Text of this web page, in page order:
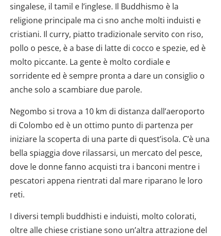
singalese, il tamil e l’inglese. Il Buddhismo è la
religione principale ma ci sno anche molti induisti e
cristiani. Il curry, piatto tradizionale servito con riso,
pollo o pesce, è a base di latte di cocco e spezie, ed è
molto piccante. La gente è molto cordiale e
sorridente ed è sempre pronta a dare un consiglio o
anche solo a scambiare due parole.
Negombo si trova a 10 km di distanza dall’aeroporto
di Colombo ed è un ottimo punto di partenza per
iniziare la scoperta di una parte di quest’isola. C’è una
bella spiaggia dove rilassarsi, un mercato del pesce,
dove le donne fanno acquisti tra i banconi mentre i
pescatori appena rientrati dal mare riparano le loro
reti.
I diversi templi buddhisti e induisti, molto colorati,
oltre alle chiese cristiane sono un’altra attrazione del